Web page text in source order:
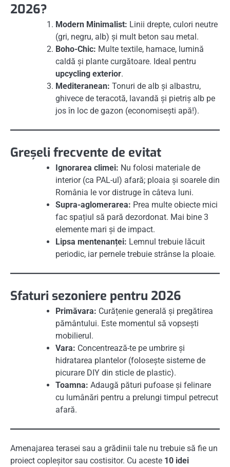
2026?
Modern Minimalist: Linii drepte, culori neutre
(gri, negru, alb) și mult beton sau metal.
Boho-Chic: Multe textile, hamace, lumină
caldă și plante curgătoare. Ideal pentru
upcycling exterior.
Mediteranean: Tonuri de alb și albastru,
ghivece de teracotă, lavandă și pietriș alb pe
jos în loc de gazon (economisești apă!).
Greșeli frecvente de evitat
Ignorarea climei: Nu folosi materiale de
interior (ca PAL-ul) afară; ploaia și soarele din
România le vor distruge în câteva luni.
Supra-aglomerarea: Prea multe obiecte mici
fac spațiul să pară dezordonat. Mai bine 3
elemente mari și de impact.
Lipsa mentenanței: Lemnul trebuie lăcuit
periodic, iar pernele trebuie strânse la ploaie.
Sfaturi sezoniere pentru 2026
Primăvara: Curățenie generală și pregătirea
pământului. Este momentul să vopsești
mobilierul.
Vara: Concentrează-te pe umbrire și
hidratarea plantelor (folosește sisteme de
picurare DIY din sticle de plastic).
Toamna: Adaugă pături pufoase și felinare
cu lumânări pentru a prelungi timpul petrecut
afară.
Amenajarea terasei sau a grădinii tale nu trebuie să fie un
proiect copleșitor sau costisitor. Cu aceste 10 idei